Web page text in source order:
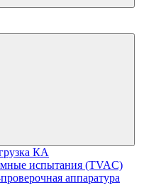
КА
испытания (TVAC)
аппаратура